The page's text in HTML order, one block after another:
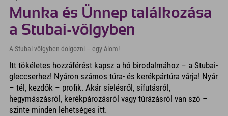
Munka és Ünnep találkozása
a Stubai-völgyben
A Stubai-völgyben dolgozni – egy álom!
Itt tökéletes hozzáférést kapsz a hó birodalmához – a Stubai-
gleccserhez! Nyáron számos túra- és kerékpártúra várja! Nyár
– tél, kezdők – profik. Akár síelésről, sífutásról,
hegymászásról, kerékpározásról vagy túrázásról van szó –
szinte minden lehetséges itt.